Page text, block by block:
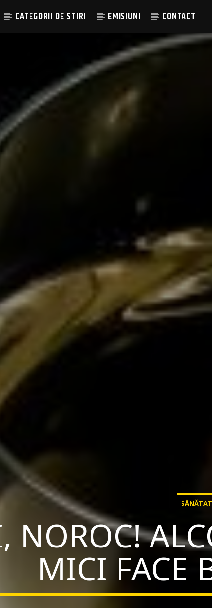
CATEGORII DE STIRI EMISIUNI CONTACT
NOROC!
MICI FACE